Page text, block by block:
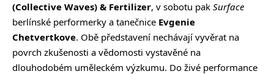
(Collective Waves) & Fertilizer, v sobotu pak Surface
berlínské performerky a tanečnice Evgenie
Chetvertkove. Obě představení nechávají vyvěrat na
povrch zkušenosti a vědomosti vystavěné na
dlouhodobém uměleckém výzkumu. Do živé performance